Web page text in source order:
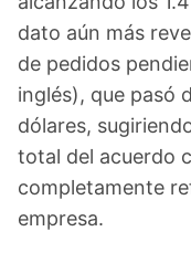
dato aún más
de pedidos
inglés), que pasó
dólares,
total del acuerdo
completamente
empresa.